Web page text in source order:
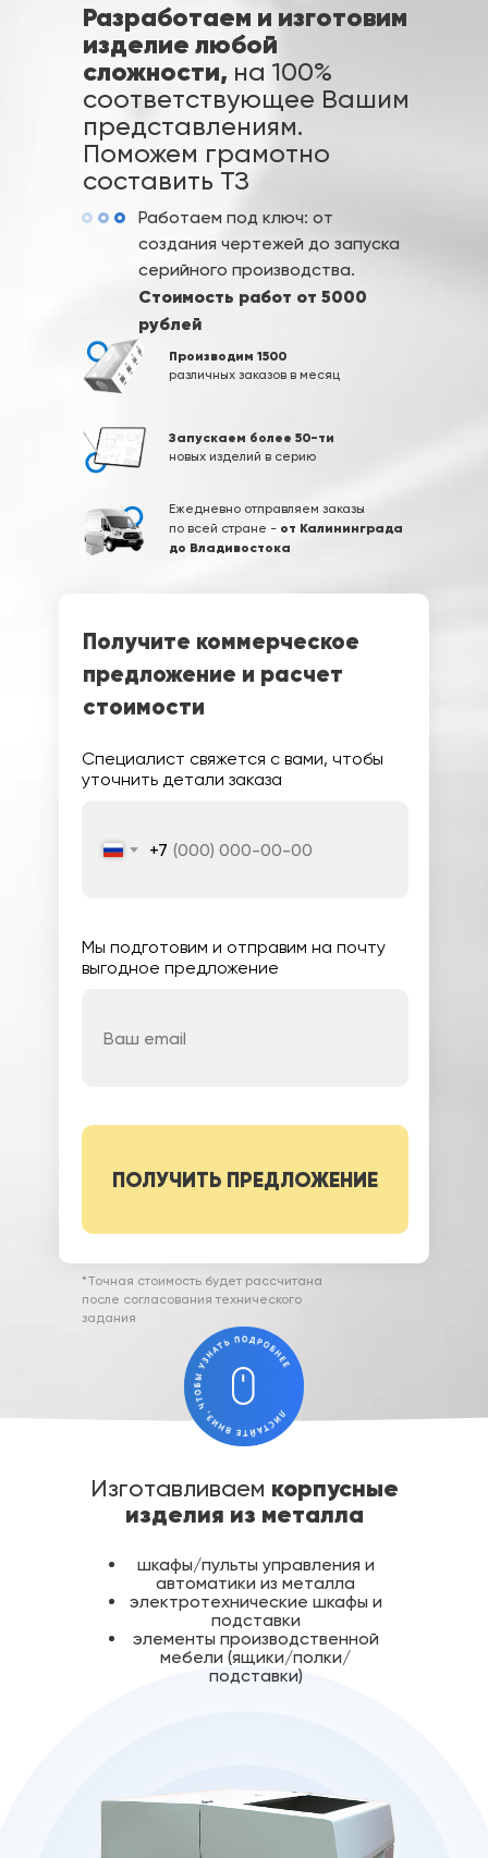
Разработаем и изготовим
изделие любой
сложности, на 100%
соответствующее Вашим
представлениям.
Поможем грамотно
составить ТЗ
Ежедневно отправляем заказы
по всей стране - от Калининграда
до Владивостока
Производим 1500
различных заказов в месяц
*Точная стоимость будет рассчитана
после согласования технического
задания
Запускаем более 50-ти
новых изделий в серию
Работаем под ключ: от
создания чертежей до запуска
серийного производства.
Стоимость работ от 5000
рублей
Получите коммерческое
предложение и расчет
стоимости
персональных данных ( ознакомиться)
Специалист свяжется с вами, чтобы
уточнить детали заказа
+7
Мы подготовим и отправим на почту
выгодное предложение
ПОЛУЧИТЬ ПРЕДЛОЖЕНИЕ
шкафы/пульты управления и
автоматики из металла
электротехнические шкафы и
подставки
элементы производственной
мебели (ящики/полки/
подставки)
Изготавливаем корпусные
изделия из металла